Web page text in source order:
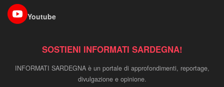
Youtube
SOSTIENI INFORMATI SARDEGNA!
INFORMATI SARDEGNA è un portale di approfondimenti, reportage,
divulgazione e opinione.